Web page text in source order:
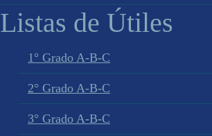
Listas de Útiles
1° Grado A-B-C
2° Grado A-B-C
3° Grado A-B-C